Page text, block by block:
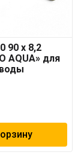
90 x 8,2
AQUA» для